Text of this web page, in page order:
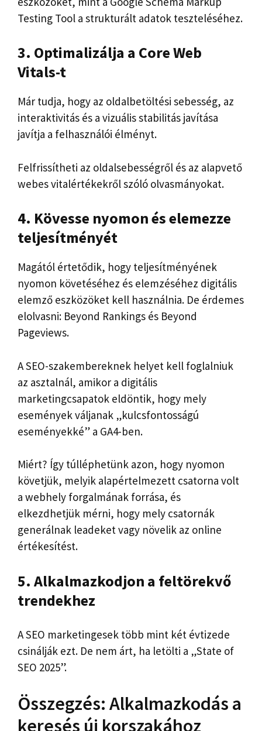
Testing Tool a strukturált adatok teszteléséhez.
3. Optimalizálja a Core Web
Vitals-t
Már tudja, hogy az oldalbetöltési sebesség, az
interaktivitás és a vizuális stabilitás javítása
javítja a felhasználói élményt.
Felfrissítheti az oldalsebességről és az alapvető
webes vitalértékekről szóló olvasmányokat.
4. Kövesse nyomon és elemezze
teljesítményét
Magától értetődik, hogy teljesítményének
nyomon követéséhez és elemzéséhez digitális
elemző eszközöket kell használnia. De érdemes
elolvasni: Beyond Rankings és Beyond
Pageviews.
A SEO-szakembereknek helyet kell foglalniuk
az asztalnál, amikor a digitális
marketingcsapatok eldöntik, hogy mely
események váljanak „kulcsfontosságú
eseményekké” a GA4-ben.
Miért? Így túlléphetünk azon, hogy nyomon
követjük, melyik alapértelmezett csatorna volt
a webhely forgalmának forrása, és
elkezdhetjük mérni, hogy mely csatornák
generálnak leadeket vagy növelik az online
értékesítést.
5. Alkalmazkodjon a feltörekvő
trendekhez
A SEO marketingesek több mint két évtizede
csinálják ezt. De nem árt, ha letölti a „State of
SEO 2025”.
Összegzés: Alkalmazkodás a
keresés új korszakához